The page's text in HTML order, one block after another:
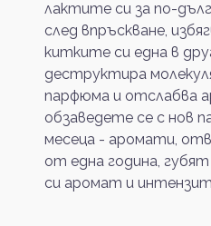
лактите си за по-
след впръскване,
китките си една в
деструктира
парфюма и отслабва
обзаведете се с нов
месеца - аромати,
от една година,
си аромат и